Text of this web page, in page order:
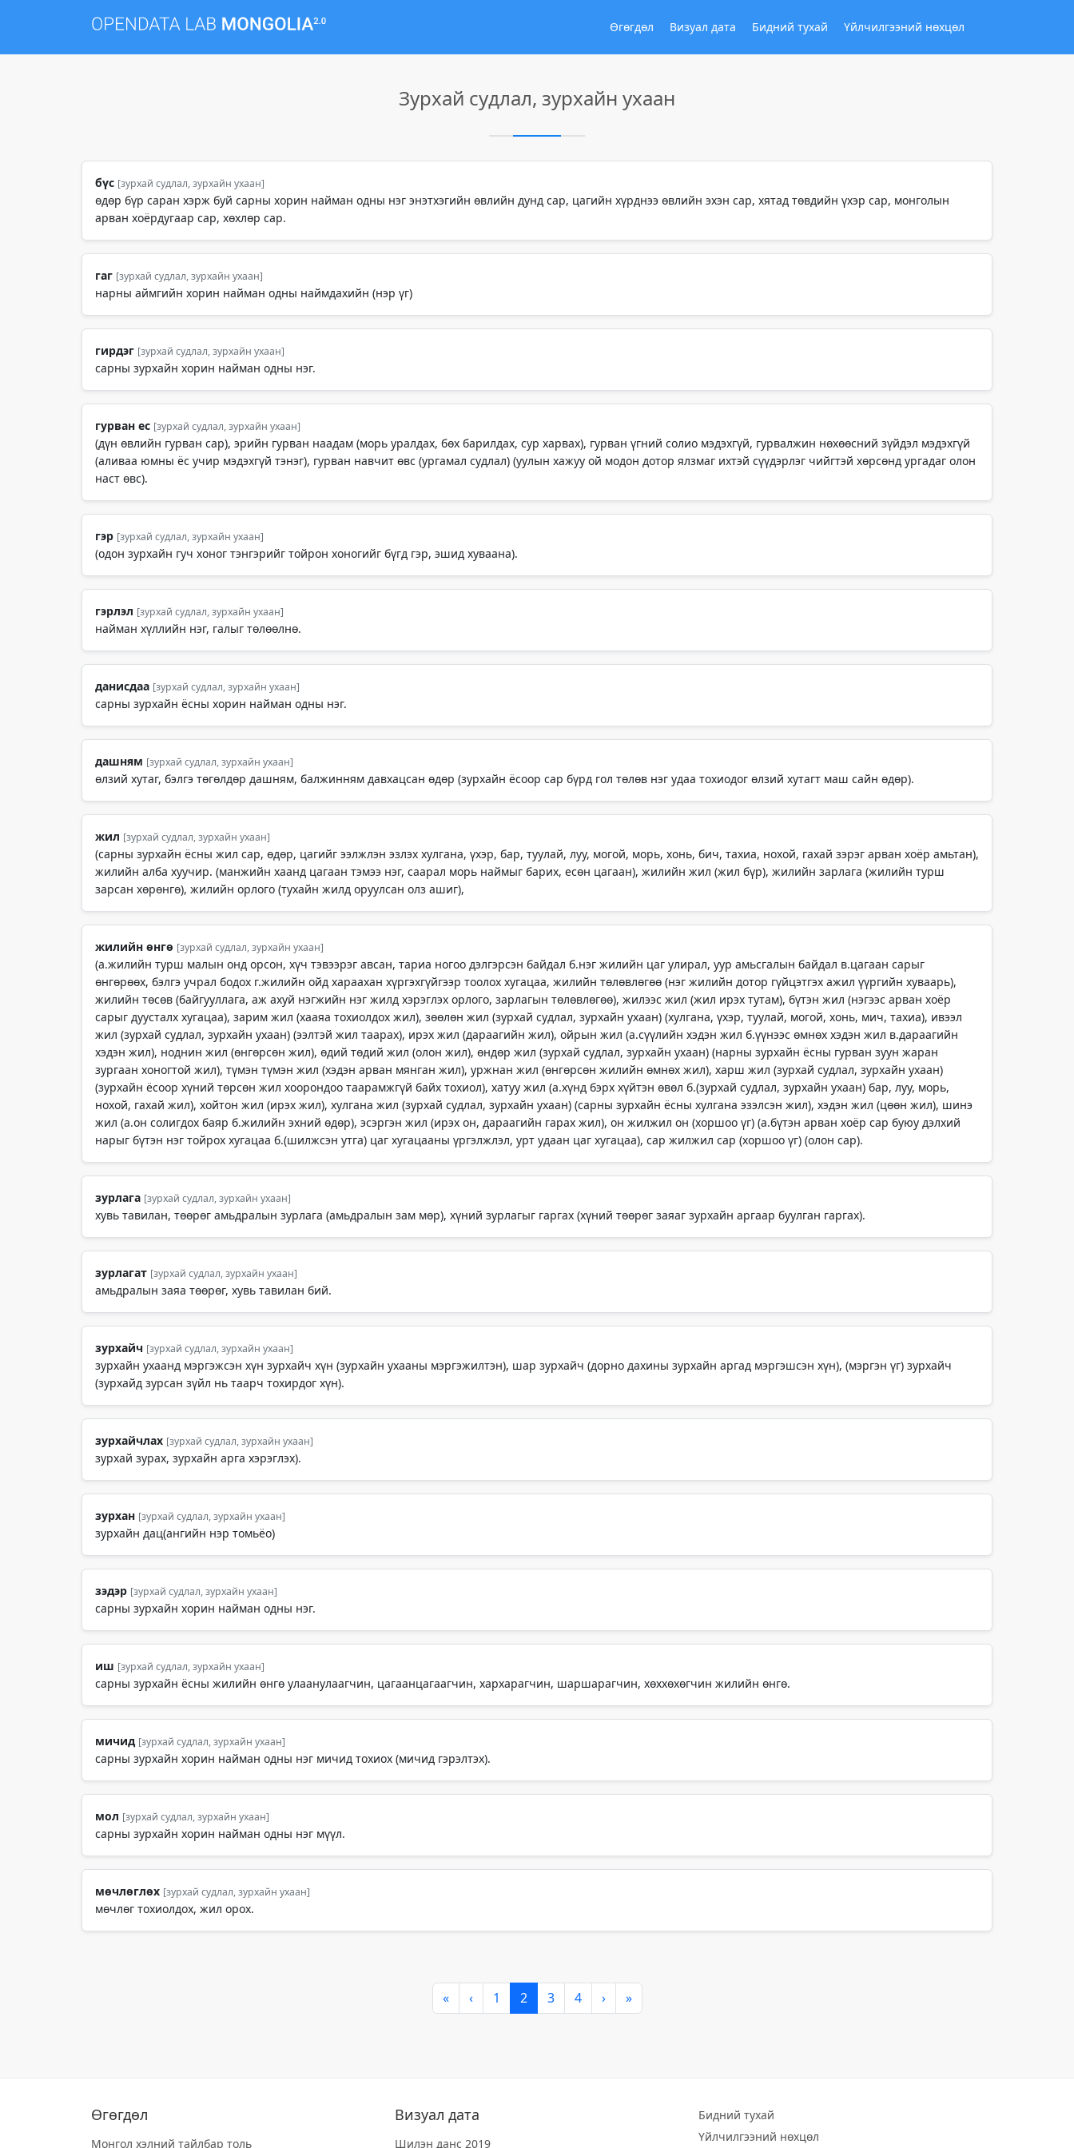
Өгөгдөл Визуал дата Бидний тухай Үйлчилгээний нөхцөл
Зурхай судлал, зурхайн ухаан
бүс [зурхай судлал, зурхайн ухаан]
өдөр бүр саран хэрж буй сарны хорин найман одны нэг энэтхэгийн өвлийн дунд сар, цагийн хүрднээ өвлийн эхэн сар, хятад төвдийн үхэр сар, монголын
арван хоёрдугаар сар, хөхлөр сар.
гаг [зурхай судлал, зурхайн ухаан]
нарны аймгийн хорин найман одны наймдахийн (нэр үг)
гирдэг [зурхай судлал, зурхайн ухаан]
сарны зурхайн хорин найман одны нэг.
гурван ес [зурхай судлал, зурхайн ухаан]
(дүн өвлийн гурван сар), эрийн гурван наадам (морь уралдах, бөх барилдах, сур харвах), гурван үгний солио мэдэхгүй, гурвалжин нөхөөсний зүйдэл мэдэхгүй
(аливаа юмны ёс учир мэдэхгүй тэнэг), гурван навчит өвс (ургамал судлал) (уулын хажуу ой модон дотор ялзмаг ихтэй сүүдэрлэг чийгтэй хөрсөнд ургадаг олон
наст өвс).
гэр [зурхай судлал, зурхайн ухаан]
(одон зурхайн гуч хоног тэнгэрийг тойрон хоногийг бүгд гэр, эшид хуваана).
гэрлэл [зурхай судлал, зурхайн ухаан]
найман хүллийн нэг, галыг төлөөлнө.
данисдаа [зурхай судлал, зурхайн ухаан]
сарны зурхайн ёсны хорин найман одны нэг.
дашням [зурхай судлал, зурхайн ухаан]
өлзий хутаг, бэлгэ төгөлдөр дашням, балжинням давхацсан өдөр (зурхайн ёсоор сар бүрд гол төлөв нэг удаа тохиодог өлзий хутагт маш сайн өдөр).
жил [зурхай судлал, зурхайн ухаан]
(сарны зурхайн ёсны жил сар, өдөр, цагийг ээлжлэн эзлэх хулгана, үхэр, бар, туулай, луу, могой, морь, хонь, бич, тахиа, нохой, гахай зэрэг арван хоёр амьтан),
жилийн алба хуучир. (манжийн хаанд цагаан тэмээ нэг, саарал морь наймыг барих, есөн цагаан), жилийн жил (жил бүр), жилийн зарлага (жилийн турш
зарсан хөрөнгө), жилийн орлого (тухайн жилд оруулсан олз ашиг),
жилийн өнгө [зурхай судлал, зурхайн ухаан]
(а.жилийн турш малын онд орсон, хүч тэвээрэг авсан, тариа ногоо дэлгэрсэн байдал б.нэг жилийн цаг улирал, уур амьсгалын байдал в.цагаан сарыг
өнгөрөөх, бэлгэ учрал бодох г.жилийн ойд хараахан хүргэхгүйгээр тоолох хугацаа, жилийн төлөвлөгөө (нэг жилийн дотор гүйцэтгэх ажил үүргийн хуваарь),
жилийн төсөв (байгууллага, аж ахуй нэгжийн нэг жилд хэрэглэх орлого, зарлагын төлөвлөгөө), жилээс жил (жил ирэх тутам), бүтэн жил (нэгээс арван хоёр
сарыг дуусталх хугацаа), зарим жил (хааяа тохиолдох жил), зөөлөн жил (зурхай судлал, зурхайн ухаан) (хулгана, үхэр, туулай, могой, хонь, мич, тахиа), ивээл
жил (зурхай судлал, зурхайн ухаан) (ээлтэй жил таарах), ирэх жил (дараагийн жил), ойрын жил (а.сүүлийн хэдэн жил б.үүнээс өмнөх хэдэн жил в.дараагийн
хэдэн жил), ноднин жил (өнгөрсөн жил), өдий төдий жил (олон жил), өндөр жил (зурхай судлал, зурхайн ухаан) (нарны зурхайн ёсны гурван зуун жаран
зургаан хоногтой жил), түмэн түмэн жил (хэдэн арван мянган жил), уржнан жил (өнгөрсөн жилийн өмнөх жил), харш жил (зурхай судлал, зурхайн ухаан)
(зурхайн ёсоор хүний төрсөн жил хоорондоо таарамжгүй байх тохиол), хатуу жил (а.хүнд бэрх хүйтэн өвөл б.(зурхай судлал, зурхайн ухаан) бар, луу, морь,
нохой, гахай жил), хойтон жил (ирэх жил), хулгана жил (зурхай судлал, зурхайн ухаан) (сарны зурхайн ёсны хулгана эзэлсэн жил), хэдэн жил (цөөн жил), шинэ
жил (а.он солигдох баяр б.жилийн эхний өдөр), эсэргэн жил (ирэх он, дараагийн гарах жил), он жилжил он (хоршоо үг) (а.бүтэн арван хоёр сар буюу дэлхий
нарыг бүтэн нэг тойрох хугацаа б.(шилжсэн утга) цаг хугацааны үргэлжлэл, урт удаан цаг хугацаа), сар жилжил сар (хоршоо үг) (олон сар).
зурлага [зурхай судлал, зурхайн ухаан]
хувь тавилан, төөрөг амьдралын зурлага (амьдралын зам мөр), хүний зурлагыг гаргах (хүний төөрөг заяаг зурхайн аргаар буулган гаргах).
зурлагат [зурхай судлал, зурхайн ухаан]
амьдралын заяа төөрөг, хувь тавилан бий.
зурхайч [зурхай судлал, зурхайн ухаан]
зурхайн ухаанд мэргэжсэн хүн зурхайч хүн (зурхайн ухааны мэргэжилтэн), шар зурхайч (дорно дахины зурхайн аргад мэргэшсэн хүн), (мэргэн үг) зурхайч
(зурхайд зурсан зүйл нь таарч тохирдог хүн).
зурхайчлах [зурхай судлал, зурхайн ухаан]
зурхай зурах, зурхайн арга хэрэглэх).
зурхан [зурхай судлал, зурхайн ухаан]
зурхайн дац(ангийн нэр томьёо)
зэдэр [зурхай судлал, зурхайн ухаан]
сарны зурхайн хорин найман одны нэг.
иш [зурхай судлал, зурхайн ухаан]
сарны зурхайн ёсны жилийн өнгө улаанулаагчин, цагаанцагаагчин, хархарагчин, шаршарагчин, хөххөхөгчин жилийн өнгө.
мичид [зурхай судлал, зурхайн ухаан]
сарны зурхайн хорин найман одны нэг мичид тохиох (мичид гэрэлтэх).
мол [зурхай судлал, зурхайн ухаан]
сарны зурхайн хорин найман одны нэг мүүл.
мөчлөглөх [зурхай судлал, зурхайн ухаан]
мөчлөг тохиолдох, жил орох.
« ‹ 1 2 3 4 › »
Өгөгдөл
Монгол хэлний тайлбар толь
Визуал дата
Шилэн данс 2019
Бидний тухай
Үйлчилгээний нөхцөл